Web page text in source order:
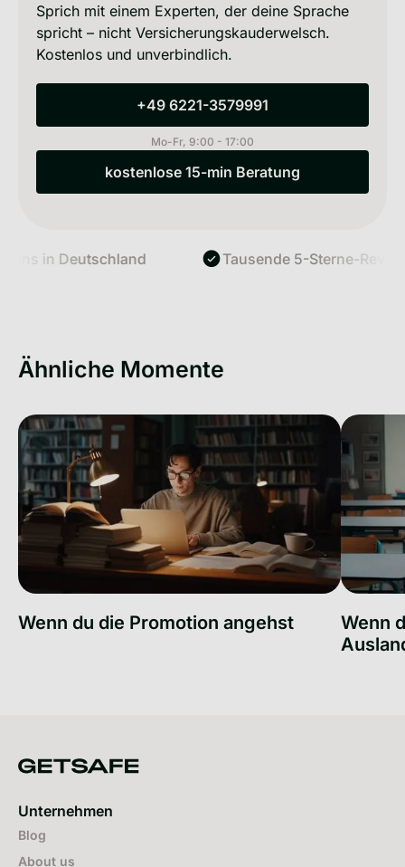
Sprich mit einem Experten, der deine Sprache
spricht – nicht Versicherungskauderwelsch.
Kostenlos und unverbindlich.
+49 6221-3579991
+49 6221-3579991
Mo-Fr, 9:00 - 17:00
kostenlose 15-min Beratung
kostenlose 15-min Beratung
in Deutschland Tausende 5-Sterne-Reviews
Ähnliche Momente
Wenn du die Promotion angehst
Wenn
Unternehmen
Blog
About us